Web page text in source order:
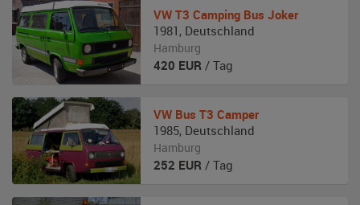
VW T3 Camping Bus Joker
1981 , Deutschland
Hamburg
420 EUR / Tag
VW Bus T3 Camper
1985, Deutschland
Hamburg
252 EUR / Tag